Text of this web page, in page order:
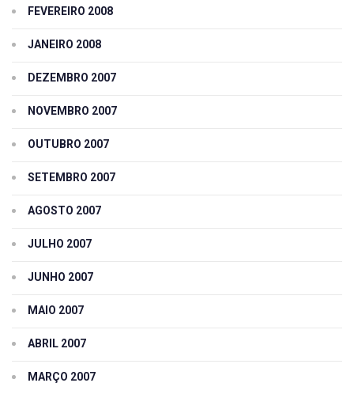
FEVEREIRO 2008
JANEIRO 2008
DEZEMBRO 2007
NOVEMBRO 2007
OUTUBRO 2007
SETEMBRO 2007
AGOSTO 2007
JULHO 2007
JUNHO 2007
MAIO 2007
ABRIL 2007
MARÇO 2007